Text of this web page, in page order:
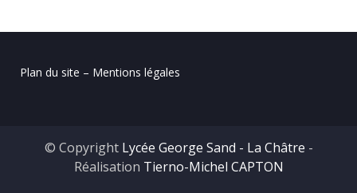
Plan du site – Mentions légales
© Copyright Lycée George Sand - La Châtre -
Réalisation Tierno-Michel CAPTON